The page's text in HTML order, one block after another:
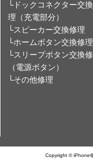
└ドックコネクター交
理（充電部分）
└スピーカー交換修理
└ホームボタン交換修理
└スリープボタン交換
（電源ボタン）
└その他修理
Copyright © iPhone